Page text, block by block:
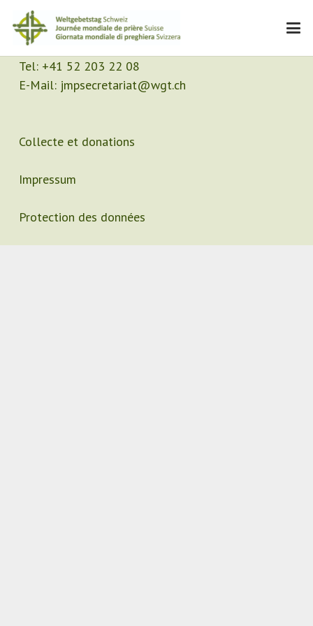
Contact
Secrétariat
Tel: +41 52 203 22 08
E-Mail: jmpsecretariat@wgt.ch
Collecte et donations
Impressum
Protection des données